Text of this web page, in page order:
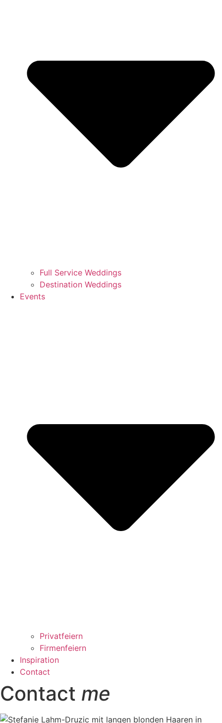
Full Service Weddings
Destination Weddings
Events
Privatfeiern
Firmenfeiern
Inspiration
Contact
Contact me